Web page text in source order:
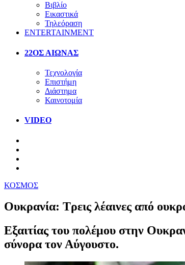
Βιβλίο
Εικαστικά
Τηλεόραση
ENTERTAINMENT
22ΟΣ ΑΙΩΝΑΣ
Τεχνολογία
Επιστήμη
Διάστημα
Καινοτομία
VIDEO
ΚΟΣΜΟΣ
Ουκρανία: Τρεις λέαινες από
Εξαιτίας του πολέμου στην
σύνορα τον Αύγουστο.